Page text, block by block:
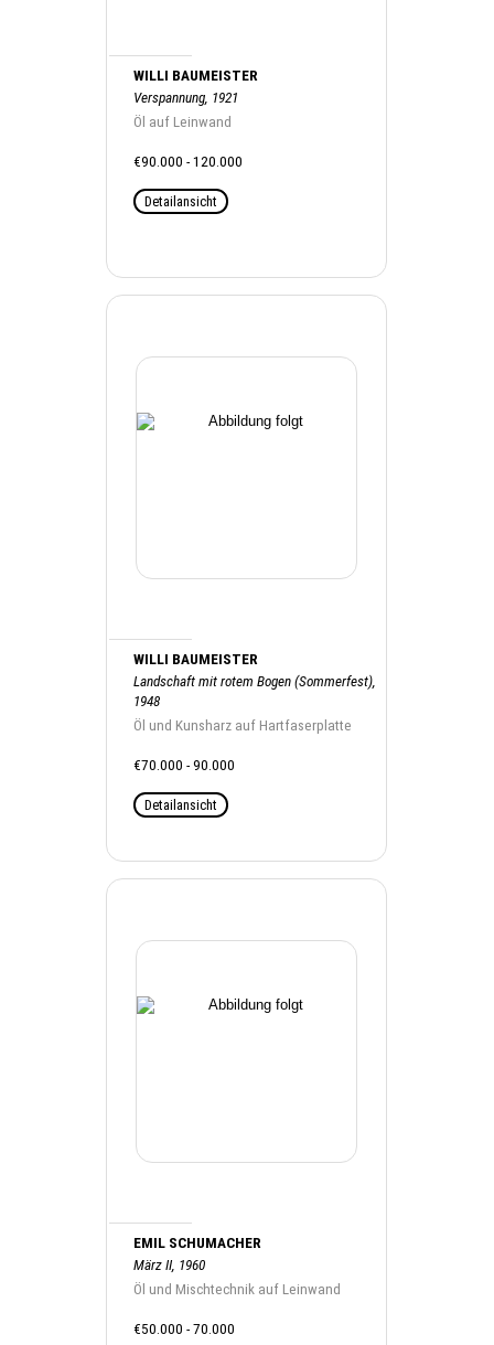
WILLI BAUMEISTER
Verspannung, 1921
Öl auf Leinwand
€90.000 - 120.000
Detailansicht
WILLI BAUMEISTER
Landschaft mit rotem Bogen (Sommerfest),
1948
Öl und Kunsharz auf Hartfaserplatte
€70.000 - 90.000
Detailansicht
EMIL SCHUMACHER
März II, 1960
Öl und Mischtechnik auf Leinwand
€50.000 - 70.000